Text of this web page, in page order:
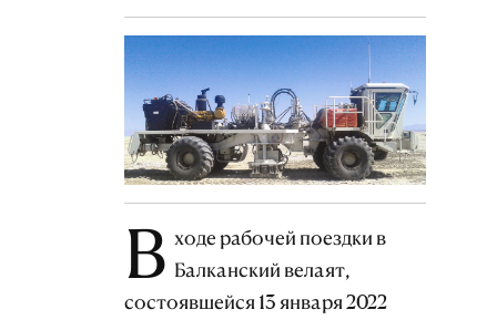
В ходе рабочей поездки в
Балканский велаят,
состоявшейся 13 января 2022